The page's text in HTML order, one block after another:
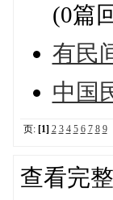
(0篇
有民
中国
页: [1] 2 3 4 5 6 7 8 9
查看完